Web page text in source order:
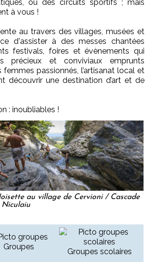
ou des circuits sportifs ; mais
à vous !
au travers des villages, musées et
d'assister à des messes chantées
festivals, foires et évènements qui
précieux et conviviaux emprunts
passionnés, l’artisanat local et
découvrir une destination d’art et de
: inoubliables !
au village de Cervioni / Cascade
Niculaiu
Groupes
Groupes scolaires